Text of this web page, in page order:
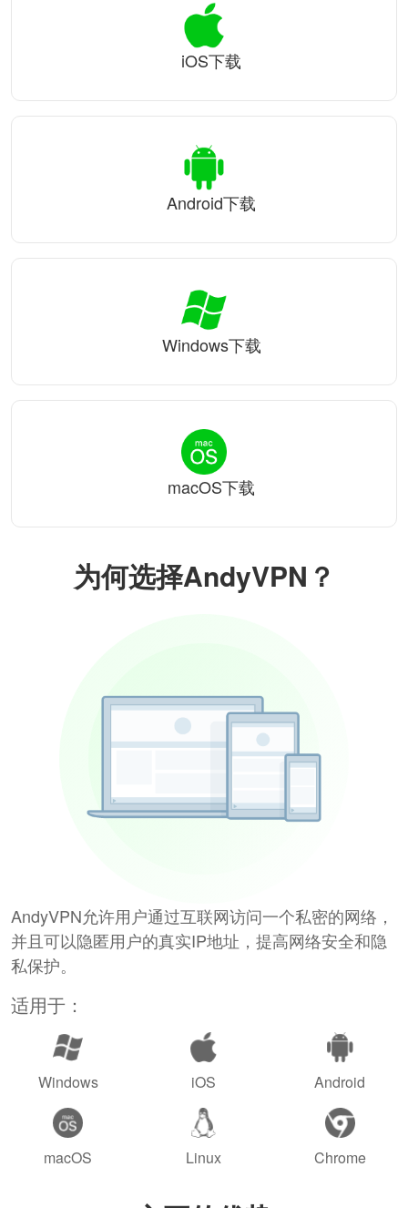
为何选择AndyVPN？
AndyVPN允许用户通过互联网访问一个私密的网络，
并且可以隐匿用户的真实IP地址，提高网络安全和隐
私保护。
适用于：
Windows iOS Android
macOS Linux Chrome
iOS下载
Android下载
Windows下载
macOS下载